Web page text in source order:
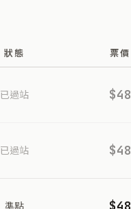
狀態 票價
已過站 $48
已過站 $48
準點